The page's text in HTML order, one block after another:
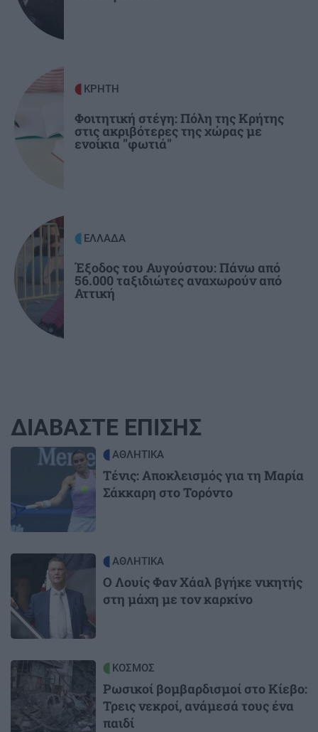
προκριματικού γύρου
Ειδικό Χωροταξικό για τον Τουρισμό: Οι νέοι
κανόνες για επενδύσεις, νησιά και
προορισμούς υπό πίεση
ΚΡΗΤΗ
Φοιτητική στέγη: Πόλη της Κρήτης
στις ακριβότερες της χώρας με
ενοίκια "φωτιά"
ΕΛΛΑΔΑ
Έξοδος του Αυγούστου: Πάνω από
56.000 ταξιδιώτες αναχωρούν από
Αττική
ΔΙΑΒΑΣΤΕ ΕΠΙΣΗΣ
ΑΘΛΗΤΙΚΑ
Τένις: Αποκλεισμός για τη Μαρία
Σάκκαρη στο Τορόντο
ΑΘΛΗΤΙΚΑ
O Λουίς Φαν Χάαλ βγήκε νικητής
στη μάχη με τον καρκίνο
Image ΚΟΣΜΟΣ
Ρωσικοί βομβαρδισμοί στο Κίεβο:
Τρεις νεκροί, ανάμεσά τους ένα
παιδί